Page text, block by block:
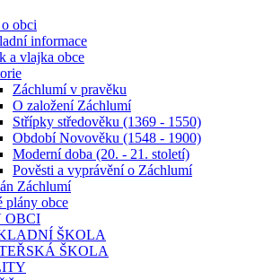
obci
informace
a vlajka obce
Záchlumí v pravěku
O založení Záchlumí
Střípky středověku (1369 - 1550)
Období Novověku (1548 - 1900)
Moderní doba (20. - 21. století)
Pověsti a vyprávění o Záchlumí
Záchlumí
plány obce
OBCI
ŠKOLA
ŠKOLA